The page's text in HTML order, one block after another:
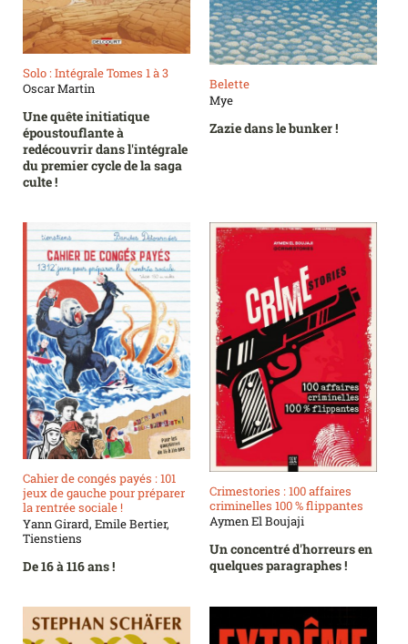
Solo : Intégrale Tomes 1 à 3
Oscar Martin
Une quête initiatique
époustouflante à
redécouvrir dans l'intégrale
du premier cycle de la saga
culte !
Belette
Mye
Zazie dans le bunker !
Cahier de congés payés : 101
jeux de gauche pour préparer
la rentrée sociale !
Yann Girard, Emile Bertier,
Tienstiens
De 16 à 116 ans !
Crimestories : 100 affaires
criminelles 100 % flippantes
Aymen El Boujaji
Un concentré d'horreurs en
quelques paragraphes !